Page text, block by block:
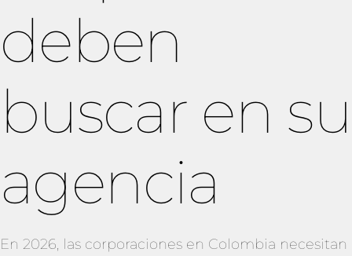
deben
buscar en su
agencia
En 2026, las corporaciones en Colombia necesitan